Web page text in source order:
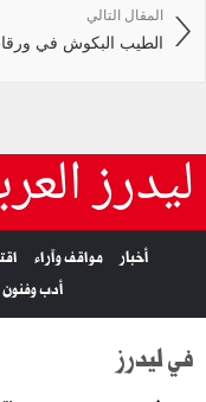
المقال التالي
الطيب البكوش في
ليدرز
أخبار مواقف وآراء
أدب وفنون
في ليدرز